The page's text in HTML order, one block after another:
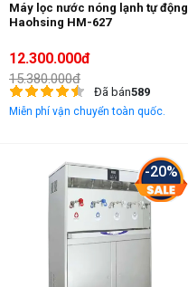
Máy lọc nước nóng lạnh tự động
Haohsing HM-627
12.300.000đ
15.380.000đ
Đã bán589
Miễn phí vận chuyển toàn quốc.
-20%